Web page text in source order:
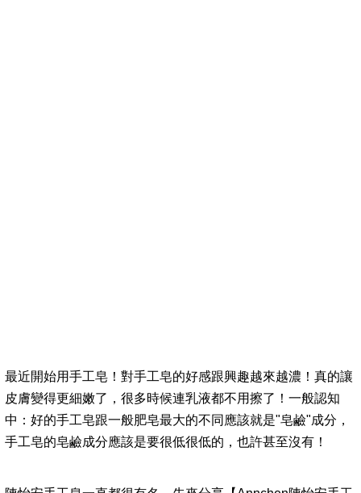
最近開始用手工皂！對手工皂的好感跟興趣越來越濃！真的讓
皮膚變得更細嫩了，很多時候連乳液都不用擦了！一般認知
中：好的手工皂跟一般肥皂最大的不同應該就是"皂鹼"成分，
手工皂的皂鹼成分應該是要很低很低的，也許甚至沒有！